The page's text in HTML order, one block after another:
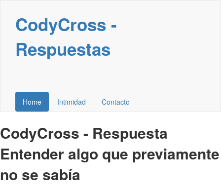
CodyCross -
Respuestas
Home Intimidad Contacto
CodyCross - Respuesta
Entender algo que previamente
no se sabía